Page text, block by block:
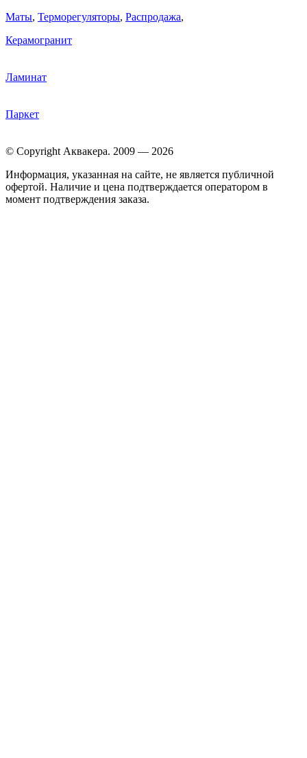
Маты, Терморегуляторы, Распродажа,
Керамогранит
Ламинат
Паркет
© Copyright Аквакера. 2009 — 2026
Информация, указанная на сайте, не является публичной
офертой. Наличие и цена подтверждается оператором в
момент подтверждения заказа.